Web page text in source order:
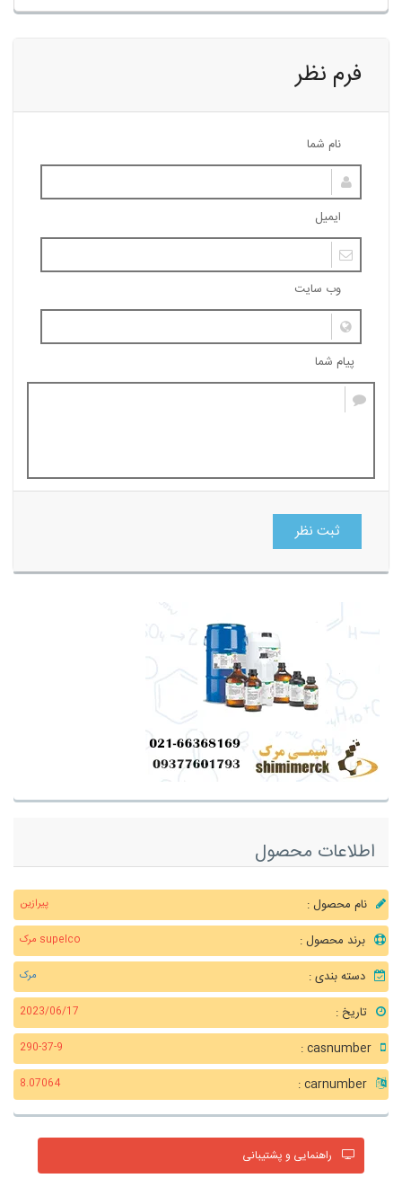
فرم نظر
نام شما
ایمیل
وب سایت
پیام شما
ثبت نظر
اطلاعات محصول
نام محصول : پیرازین
برند محصول : supelco مرک
دسته بندی : مرک
تاریخ : 2023/06/17
290-37-9
8.07064
راهنمایی و پشتیبانی